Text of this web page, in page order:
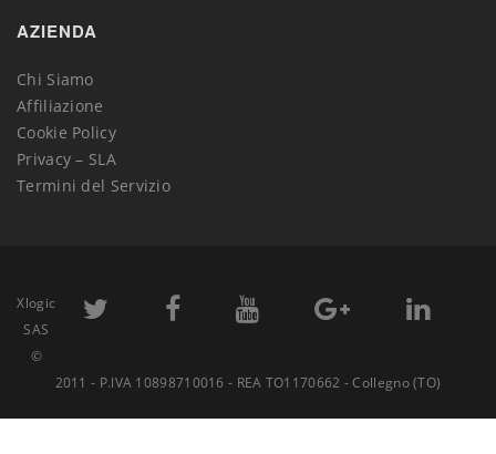
AZIENDA
Chi Siamo
Affiliazione
Cookie Policy
Privacy – SLA
Termini del Servizio
Xlogic
SAS
©
2011 - P.IVA 10898710016 - REA TO1170662 - Collegno (TO)